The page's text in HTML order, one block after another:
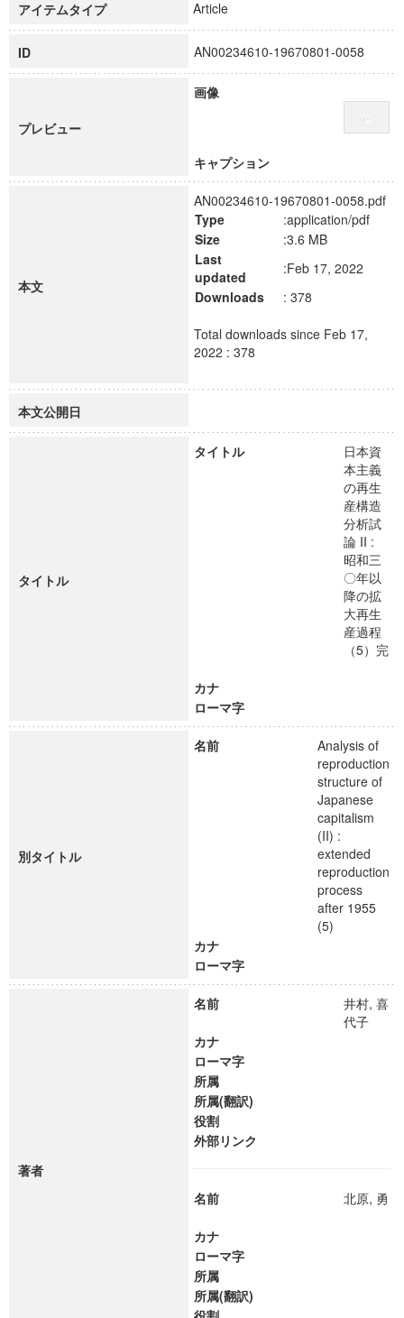
慶應義塾大学グローバルCOEプログラム市民社会ガバナンス
慶應義塾大学グローバルCOEプログラム論理と感性の先端的
博士課程教育リーディングプログラム「超成熟社会発展のサ
学術雑誌掲載論文等(8)
アイテムタイプ Article
ID AN00234610-19670801-0058
プレビュー
画像
キャプション
本文
AN00234610-19670801-0058.pdf
Type
:application/pdf
Size
:3.6 MB
Last
updated
:Feb 17, 2022
Downloads
: 378
Total downloads since Feb 17,
2022 : 378
本文公開日
タイトル
タイトル
日本資
本主義
の再生
産構造
分析試
論 II :
昭和三
〇年以
降の拡
大再生
産過程
（5）完
カナ
ローマ字
別タイトル
名前
Analysis of
reproduction
structure of
Japanese
capitalism
(II) :
extended
reproduction
process
after 1955
(5)
カナ
ローマ字
著者
名前
井村, 喜
代子
カナ
ローマ字
所属
所属(翻訳)
役割
外部リンク
名前 北原, 勇
カナ
ローマ字
所属
所属(翻訳)